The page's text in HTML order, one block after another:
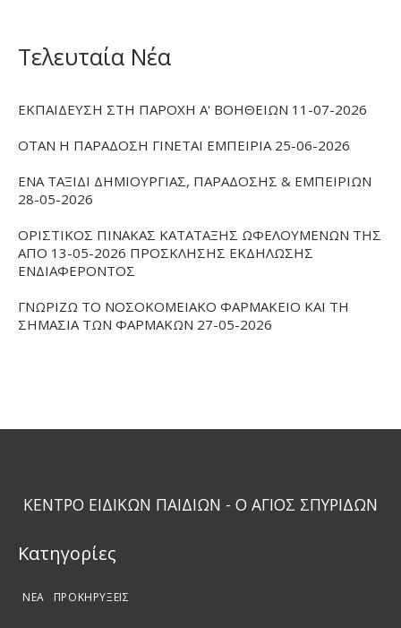
Τελευταία Νέα
ΕΚΠΑΙΔΕΥΣΗ ΣΤΗ ΠΑΡΟΧΗ Α' ΒΟΗΘΕΙΩΝ 11-07-2026
ΟΤΑΝ Η ΠΑΡΑΔΟΣΗ ΓΙΝΕΤΑΙ ΕΜΠΕΙΡΙΑ 25-06-2026
ΕΝΑ ΤΑΞΙΔΙ ΔΗΜΙΟΥΡΓΙΑΣ, ΠΑΡΑΔΟΣΗΣ & ΕΜΠΕΙΡΙΩΝ
28-05-2026
ΟΡΙΣΤΙΚΟΣ ΠΙΝΑΚΑΣ ΚΑΤΑΤΑΞΗΣ ΩΦΕΛΟΥΜΕΝΩΝ ΤΗΣ
ΑΠΟ 13-05-2026 ΠΡΟΣΚΛΗΣΗΣ ΕΚΔΗΛΩΣΗΣ
ΕΝΔΙΑΦΕΡΟΝΤΟΣ
ΓΝΩΡΙΖΩ ΤΟ ΝΟΣΟΚΟΜΕΙΑΚΟ ΦΑΡΜΑΚΕΙΟ ΚΑΙ ΤΗ
ΣΗΜΑΣΙΑ ΤΩΝ ΦΑΡΜΑΚΩΝ 27-05-2026
ΚΕΝΤΡΟ ΕΙΔΙΚΩΝ ΠΑΙΔΙΩΝ - Ο ΑΓΙΟΣ ΣΠΥΡΙΔΩΝ
Kατηγορίες
ΝΕΑ ΠΡΟΚΗΡΥΞΕΙΣ